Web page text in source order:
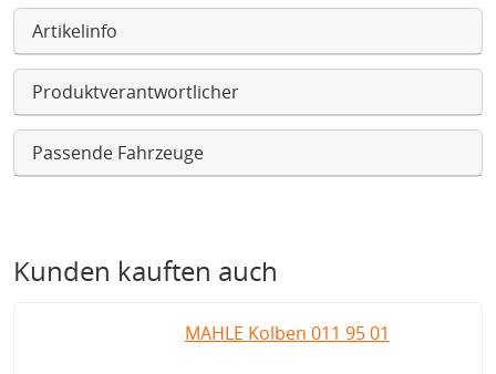
Artikelinfo
Produktverantwortlicher
Passende Fahrzeuge
Kunden kauften auch
MAHLE Kolben 011 95 01